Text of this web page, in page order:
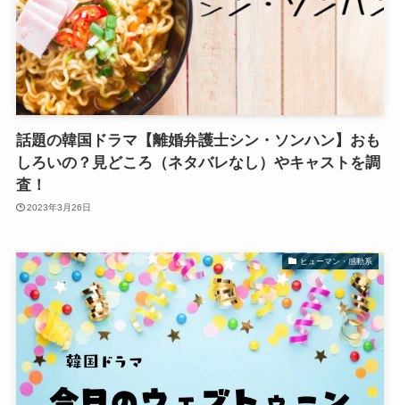
話題の韓国ドラマ【離婚弁護士シン・ソンハン】おも
しろいの？見どころ（ネタバレなし）やキャストを調
査！
2023年3月26日
ヒューマン・感動系